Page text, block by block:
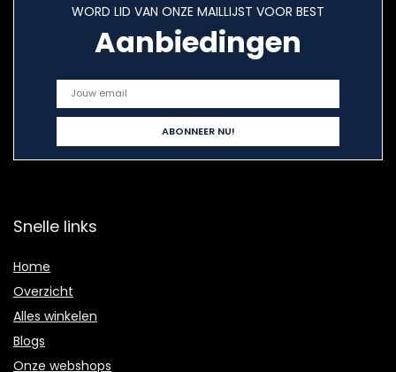
WORD LID VAN ONZE MAILLIJST VOOR BEST
Aanbiedingen
Snelle links
Home
Overzicht
Alles winkelen
Blogs
Onze webshops